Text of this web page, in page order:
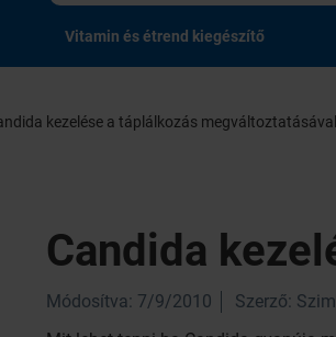
Vitamin és étrend kiegészítő
kezelése a táplálkozás megváltoztatásával
Candida
Módosítva: 7/9/2010 Szerző: